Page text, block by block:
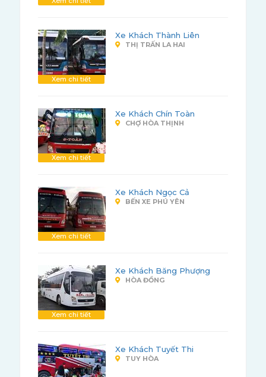
Xem chi tiết
Xe Khách Thành Liên
THỊ TRẤN LA HAI
Xem chi tiết
Xe Khách Chín Toàn
CHỢ HÒA THỊNH
Xem chi tiết
Xe Khách Ngọc Cả
BẾN XE PHÚ YÊN
Xem chi tiết
Xe Khách Băng Phượng
HÒA ĐỒNG
Xe Khách Tuyết Thi
TUY HÒA